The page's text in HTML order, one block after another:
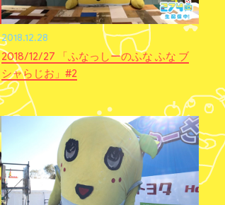
2018.12.28
2018/12/27 「ふなっしーのふな ふな ブ
シャらじお」#2